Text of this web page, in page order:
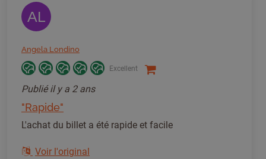
AL
Angela Londino
Excellent
Publiéil y a 2 ans
"Rapide"
L'achat du billet a été rapide et facile
Voir l'original